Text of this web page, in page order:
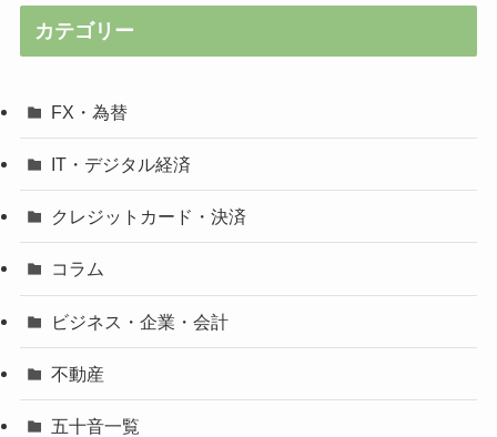
カテゴリー
FX・為替
IT・デジタル経済
クレジットカード・決済
コラム
ビジネス・企業・会計
不動産
五十音一覧